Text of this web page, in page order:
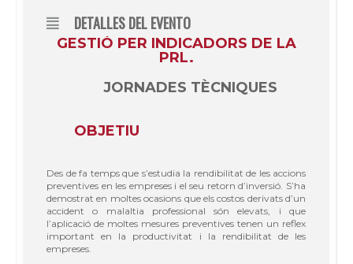
DETALLES DEL EVENTO
GESTIÓ PER INDICADORS DE LA
PRL.
JORNADES TÈCNIQUES
OBJETIU
Des de fa temps que s’estudia la rendibilitat de les accions
preventives en les empreses i el seu retorn d’inversió. S’ha
demostrat en moltes ocasions que els costos derivats d’un
accident o malaltia professional són elevats, i que
l’aplicació de moltes mesures preventives tenen un reflex
important en la productivitat i la rendibilitat de les
empreses.